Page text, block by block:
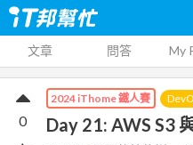
文章 問答 My
2024 iThome 鐵人賽
Day 21: AWS S3
0